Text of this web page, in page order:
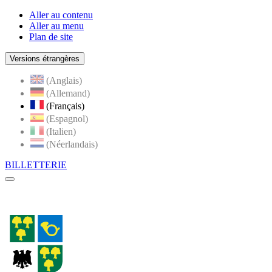
Aller au contenu
Aller au menu
Plan de site
Versions étrangères
(Anglais)
(Allemand)
(Français)
(Espagnol)
(Italien)
(Néerlandais)
BILLETTERIE
Menu